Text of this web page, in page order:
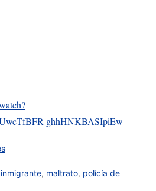
ghhHNKBASIpiEw
inmigrante, maltrato, polícía de